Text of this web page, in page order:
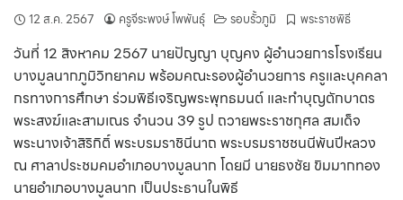
12 ส.ค. 2567 ครูจีระพงษ์ โพพันธุ์ รอบรั้วภูมิ พระราชพิธี
วันที่ 12 สิงหาคม 2567 นายปัญญา บุญคง ผู้อำนวยการโรงเรียน
บางมูลนากภูมิวิทยาคม พร้อมคณะรองผู้อำนวยการ ครูและบุคคลา
กรทางการศึกษา ร่วมพิธีเจริญพระพุทธมนต์ และทำบุญตักบาตร
พระสงฆ์และสามเณร จำนวน 39 รูป ถวายพระราชกุศล สมเด็จ
พระนางเจ้าสิริกิติ์ พระบรมราชินีนาถ พระบรมราชชนนีพันปีหลวง
ณ ศาลาประชมคมอำเภอบางมูลนาก โดยมี นายธงชัย ขิมมากทอง
นายอำเภอบางมูลนาก เป็นประธานในพิธี